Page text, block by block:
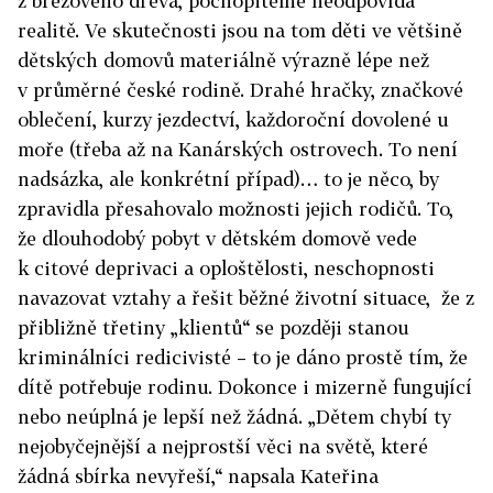
realitě. Ve skutečnosti jsou na tom děti ve většině
dětských domovů materiálně výrazně lépe než
v průměrné české rodině. Drahé hračky, značkové
oblečení, kurzy jezdectví, každoroční dovolené u
moře (třeba až na Kanárských ostrovech. To není
nadsázka, ale konkrétní případ)… to je něco, by
zpravidla přesahovalo možnosti jejich rodičů. To,
že dlouhodobý pobyt v dětském domově vede
k citové deprivaci a oploštělosti, neschopnosti
navazovat vztahy a řešit běžné životní situace, že z
přibližně třetiny „klientů“ se později stanou
kriminálníci redicivisté – to je dáno prostě tím, že
dítě potřebuje rodinu. Dokonce i mizerně fungující
nebo neúplná je lepší než žádná. „Dětem chybí ty
nejobyčejnější a nejprostší věci na světě, které
žádná sbírka nevyřeší,“ napsala Kateřina